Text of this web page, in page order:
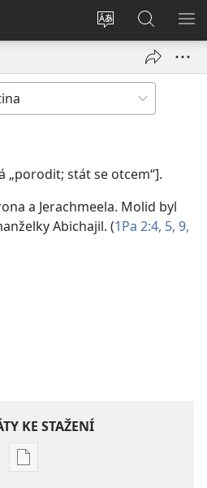
Změnit
stránek
Přihlásit
se
okno)
Hledat
na
JW.ORG
„porodit; stát se otcem“].
a Jerachmeela. Molid byl
Abichajil. (1Pa 2:4, 5, 9,
KE STAŽENÍ
Formáty